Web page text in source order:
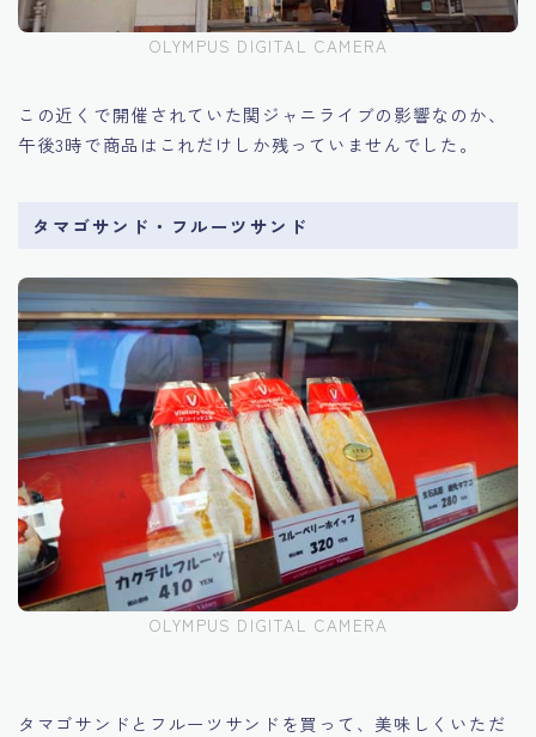
OLYMPUS DIGITAL CAMERA
この近くで開催されていた関ジャニライブの影響なのか、
午後3時で商品はこれだけしか残っていませんでした。
タマゴサンド・フルーツサンド
OLYMPUS DIGITAL CAMERA
タマゴサンドとフルーツサンドを買って、美味しくいただ